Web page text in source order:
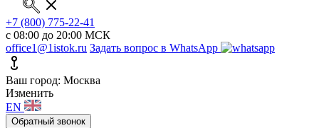
+7 (800) 775-22-41
с 08:00 до 20:00 МСК
office1@1istok.ru Задать вопрос в WhatsApp
Ваш город: Москва
Изменить
EN
Обратный звонок